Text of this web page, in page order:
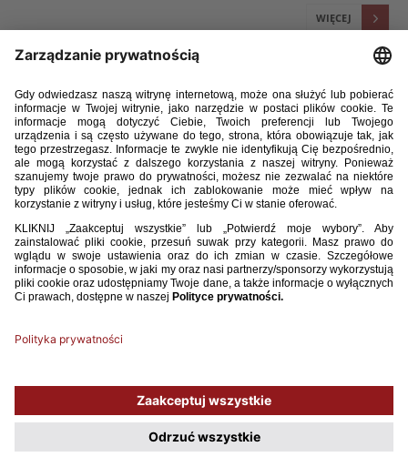
WIĘCEJ
[WU-19] POLKI POZNAŁY RYWALKI W FINAŁACH
MISTRZOSTW EUROPY
W środę w Sarajewie odbyło się losowanie grup turnieju finałowego
mistrzostw Europy kobiet do lat 19. Reprezentacja Polski, prowadzona
przez Marcina Kasprowicza, trafiła do grupy A, a jej rywalami będą
drużyny z Bośni i Hercegowiny, Szwecji i Niemiec.
Używamy plików cookies, aby ułatwić Ci korzystanie z naszego serwisu
oraz do celów statystycznych. Jeśli nie blokujesz tych plików, to zgadzasz
się na ich użycie oraz zapisanie w pamięci urządzenia. Pamiętaj, że